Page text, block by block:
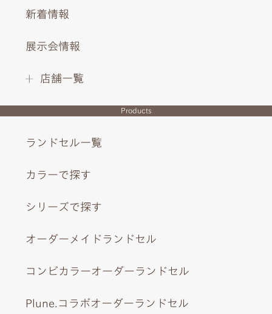
くすみカラーが効いたサイドのモチーフと、背あてのブラ
新着情報
展示会情報
店舗一覧
Products
ランドセル一覧
カラーで探す
シリーズで探す
オーダーメイドランドセル
コンビカラーオーダーランドセル
Plune.コラボオーダーランドセル